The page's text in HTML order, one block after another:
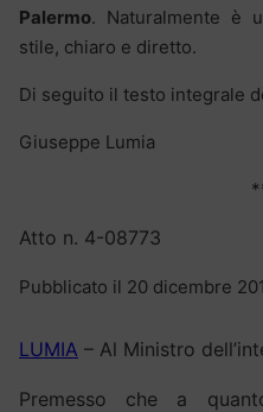
Palermo. Naturalmente è
stile, chiaro e diretto.
Di seguito il testo integrale
Giuseppe Lumia
Atto n. 4-08773
Pubblicato il 20 dicembre
LUMIA – Al Ministro
Premesso che a